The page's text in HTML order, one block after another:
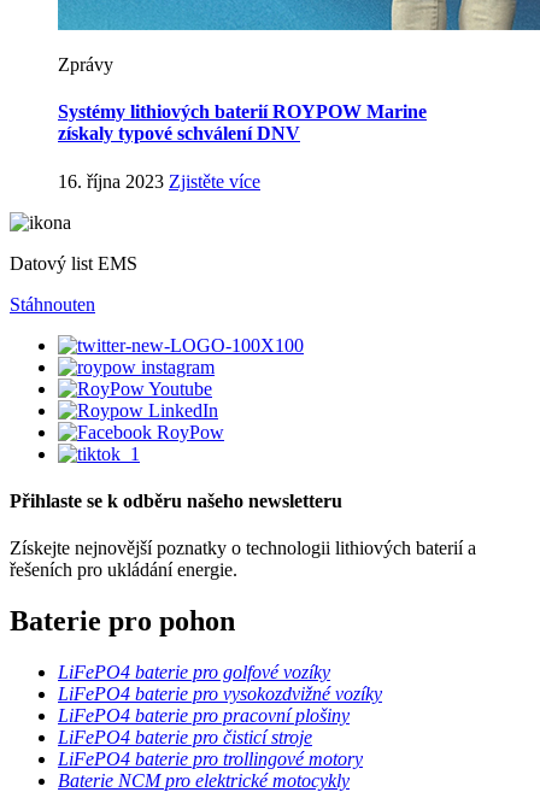
Zprávy
Systémy lithiových baterií ROYPOW Marine
získaly typové schválení DNV
16. října 2023 Zjistěte více
Datový list EMS
Stáhnouten
Přihlaste se k odběru našeho newsletteru
Získejte nejnovější poznatky o technologii lithiových baterií a
řešeních pro ukládání energie.
Baterie pro pohon
LiFePO4 baterie pro golfové vozíky
LiFePO4 baterie pro vysokozdvižné vozíky
LiFePO4 baterie pro pracovní plošiny
LiFePO4 baterie pro čisticí stroje
LiFePO4 baterie pro trollingové motory
Baterie NCM pro elektrické motocykly